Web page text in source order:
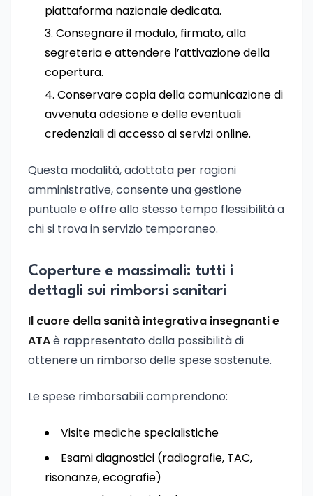
piattaforma nazionale dedicata.
Consegnare il modulo, firmato, alla
segreteria e attendere l’attivazione della
copertura.
Conservare copia della comunicazione di
avvenuta adesione e delle eventuali
credenziali di accesso ai servizi online.
Questa modalità, adottata per ragioni
amministrative, consente una gestione
puntuale e offre allo stesso tempo flessibilità a
chi si trova in servizio temporaneo.
Coperture e massimali: tutti i
dettagli sui rimborsi sanitari
Il cuore della sanità integrativa insegnanti e
ATAè rappresentato dalla possibilità di
ottenere un rimborso delle spese sostenute.
Le spese rimborsabili comprendono:
Visite mediche specialistiche
Esami diagnostici (radiografie, TAC,
risonanze, ecografie)